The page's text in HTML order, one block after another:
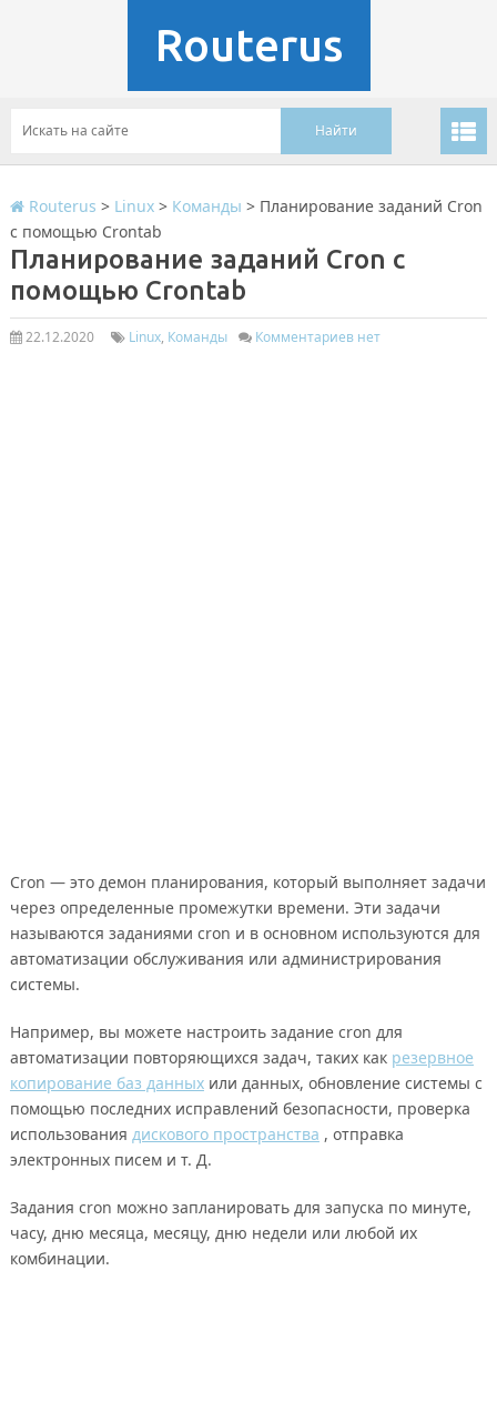
Routerus
Routerus > Linux> Команды > Планирование заданий Cron
с помощью Crontab
Планирование заданий Cron с
помощью Crontab
22.12.2020 Linux, Команды Комментариев нет
Cron — это демон планирования, который выполняет задачи
через определенные промежутки времени. Эти задачи
называются заданиями cron и в основном используются для
автоматизации обслуживания или администрирования
системы.
Например, вы можете настроить задание cron для
автоматизации повторяющихся задач, таких как резервное
копирование баз данныхили данных, обновление системы с
помощью последних исправлений безопасности, проверка
использования дискового пространства , отправка
электронных писем и т. Д.
Задания cron можно запланировать для запуска по минуте,
часу, дню месяца, месяцу, дню недели или любой их
комбинации.